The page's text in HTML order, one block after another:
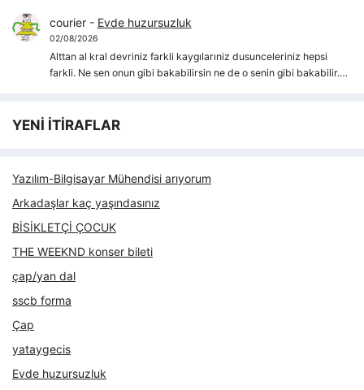
courier- Evde huzursuzluk
02/08/2026
Alttan al kral devriniz farkli kaygılarıniz dusunceleriniz hepsi
farkli. Ne sen onun gibi bakabilirsin ne de o senin gibi bakabilir.…
YENİ İTİRAFLAR
Yazılım-Bilgisayar Mühendisi arıyorum
Arkadaşlar kaç yaşındasınız
BİSİKLETÇİ ÇOCUK
THE WEEKND konser bileti
çap/yan dal
sscb forma
Çap
yataygecis
Evde huzursuzluk